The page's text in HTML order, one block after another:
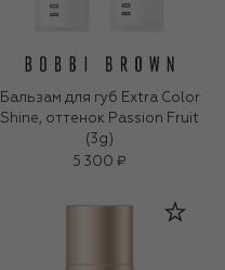
Бальзам для губ Extra Color
Shine, оттенок Passion Fruit
(3g)
5 300 ₽